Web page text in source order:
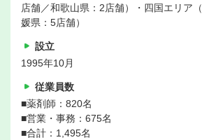
店舗／和歌山県：2店舗）・四国エリア
媛県：5店舗）
設立
1995年10月
従業員数
■薬剤師：820名
■営業・事務：675名
■合計：1,495名